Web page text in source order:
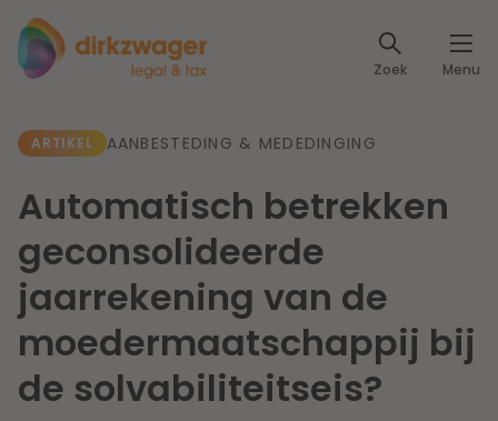
Zoek Menu
Expertises
Fiscaal
Arbeid & Pensioen
IT & Privacy
Artikelen
Klantcases
Events
Specialisten
Over ons
ARTIKEL AANBESTEDING & MEDEDINGING
Automatisch betrekken
geconsolideerde
jaarrekening van de
moedermaatschappij bij
de solvabiliteitseis?